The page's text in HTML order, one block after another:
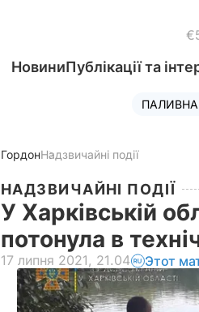
НовиниПублікації та
ГордонНадзвичайні події
НАДЗВИЧАЙНІ ПОДІЇ
У Харківській
потонула в
17 липня 2021, 21.04 Этот